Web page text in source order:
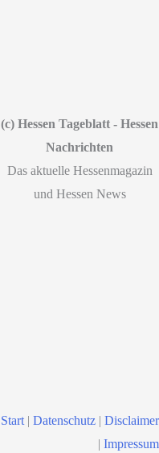
(c) Hessen Tageblatt - Hessen
Nachrichten
Das aktuelle Hessenmagazin
und Hessen News
Start | Datenschutz | Disclaimer
| Impressum